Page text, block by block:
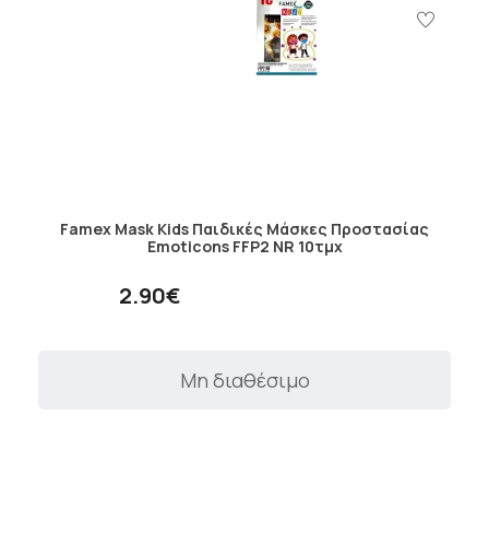
Famex Mask Kids Παιδικές Μάσκες Προστασίας
Emoticons FFP2 NR 10τμχ
2.90€
Μη διαθέσιμο